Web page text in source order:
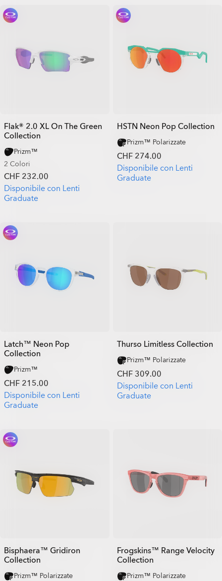
Flak® 2.0 XL On The Green
Collection
Prizm™
2 Colori
CHF 232.00
Disponibile con Lenti
Graduate
HSTN Neon Pop Collection
Prizm™ Polarizzate
CHF 274.00
Disponibile con Lenti
Graduate
Latch™ Neon Pop
Collection
Prizm™
CHF 215.00
Disponibile con Lenti
Graduate
Thurso Limitless Collection
Prizm™ Polarizzate
CHF 309.00
Disponibile con Lenti
Graduate
Bisphaera™ Gridiron
Collection
Prizm™ Polarizzate
Frogskins™ Range Velocity
Collection
Prizm™ Polarizzate